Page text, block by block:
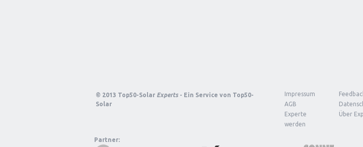
© 2013 Top50-Solar Experts - Ein Service von Top50-
Solar
Impressum
AGB
Experte
werden
Über
Partner: